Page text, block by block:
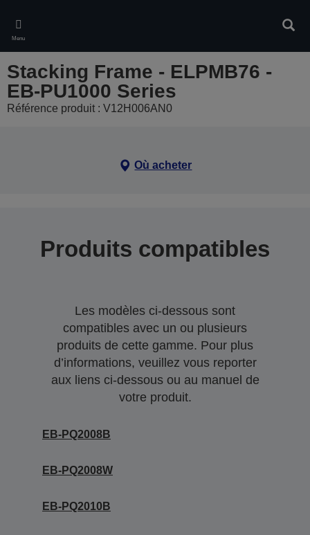
main
content
Menu
Stacking Frame - ELPMB76 -
EB-PU1000 Series
Référence produit : V12H006AN0
Où acheter
Produits compatibles
Les modèles ci-dessous sont
compatibles avec un ou plusieurs
produits de cette gamme. Pour plus
d’informations, veuillez vous reporter
aux liens ci-dessous ou au manuel de
votre produit.
EB-PQ2008B
EB-PQ2008W
EB-PQ2010B